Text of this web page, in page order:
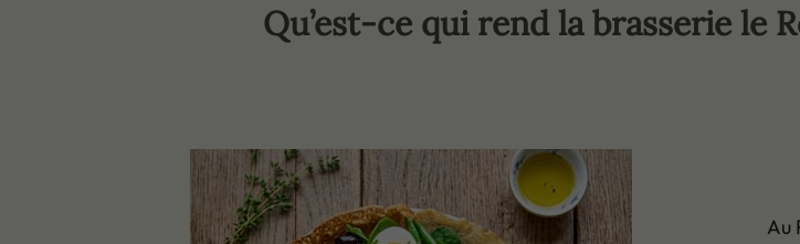
Qu’est-ce qui rend la brasserie le
Au